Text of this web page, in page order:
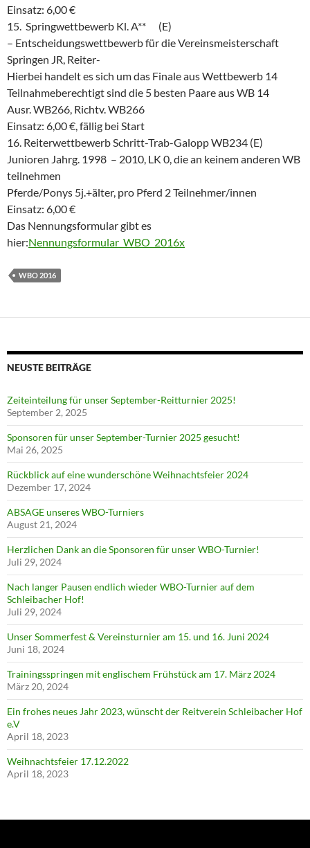
Einsatz: 6,00 €
15. Springwettbewerb Kl. A** (E)
– Entscheidungswettbewerb für die Vereinsmeisterschaft
Springen JR, Reiter-
Hierbei handelt es sich um das Finale aus Wettbewerb 14
Teilnahmeberechtigt sind die 5 besten Paare aus WB 14
Ausr. WB266, Richtv. WB266
Einsatz: 6,00 €, fällig bei Start
16. Reiterwettbewerb Schritt-Trab-Galopp WB234 (E)
Junioren Jahrg. 1998 – 2010, LK 0, die an keinem anderen WB
teilnehmen
Pferde/Ponys 5j.+älter, pro Pferd 2 Teilnehmer/innen
Einsatz: 6,00 €
Das Nennungsformular gibt es
hier:Nennungsformular_WBO_2016x
WBO 2016
NEUSTE BEITRÄGE
Zeiteinteilung für unser September-Reitturnier 2025!
September 2, 2025
Sponsoren für unser September-Turnier 2025 gesucht!
Mai 26, 2025
Rückblick auf eine wunderschöne Weihnachtsfeier 2024
Dezember 17, 2024
ABSAGE unseres WBO-Turniers
August 21, 2024
Herzlichen Dank an die Sponsoren für unser WBO-Turnier!
Juli 29, 2024
Nach langer Pausen endlich wieder WBO-Turnier auf dem
Schleibacher Hof!
Juli 29, 2024
Unser Sommerfest & Vereinsturnier am 15. und 16. Juni 2024
Juni 18, 2024
Trainingsspringen mit englischem Frühstück am 17. März 2024
März 20, 2024
Ein frohes neues Jahr 2023, wünscht der Reitverein Schleibacher Hof
e.V
April 18, 2023
Weihnachtsfeier 17.12.2022
April 18, 2023